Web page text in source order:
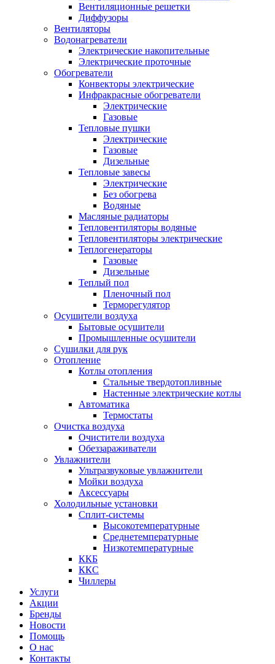
Вентиляционные решетки
Диффузоры
Вентиляторы
Водонагреватели
Электрические накопительные
Электрические проточные
Обогреватели
Конвекторы электрические
Инфракрасные обогреватели
Электрические
Газовые
Тепловые пушки
Электрические
Газовые
Дизельные
Тепловые завесы
Электрические
Без обогрева
Водяные
Масляные радиаторы
Тепловентиляторы водяные
Тепловентиляторы электрические
Теплогенераторы
Газовые
Дизельные
Теплый пол
Пленочный пол
Терморегулятор
Осушители воздуха
Бытовые осушители
Промышленные осушители
Сушилки для рук
Отопление
Котлы отопления
Стальные твердотопливные
Настенные электрические котлы
Автоматика
Термостаты
Очистка воздуха
Очистители воздуха
Обеззараживатели
Увлажнители
Ультразвуковые увлажнители
Мойки воздуха
Аксессуары
Холодильные установки
Сплит-системы
Высокотемпературные
Среднетемпературные
Низкотемпературные
ККБ
ККС
Чиллеры
Услуги
Акции
Бренды
Новости
Помощь
О нас
Контакты